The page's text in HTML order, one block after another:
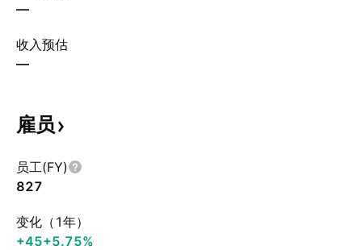
—
收入预估
—
雇员
员工(FY)
827
变化（1年）
+45+5.75%